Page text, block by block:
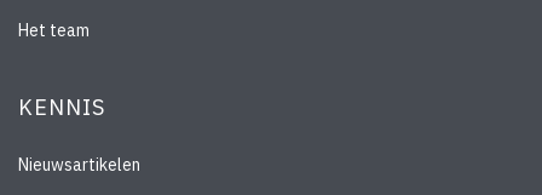
Het team
KENNIS
Nieuwsartikelen